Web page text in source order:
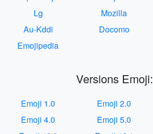
Lg
Mozilla
Au-Kddi
Docomo
Emojipedia
Versions Emoji:
Emoji 1.0 Emoji 2.0
Emoji 4.0
Emoji 5.0